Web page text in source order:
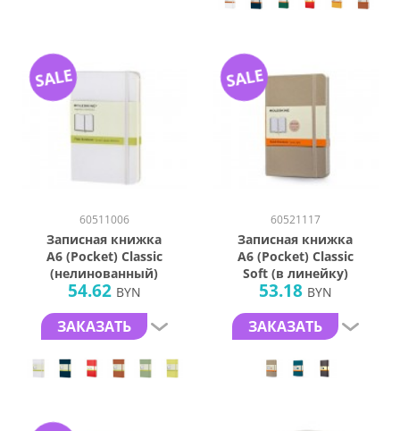
60511006
Записная книжка
А6 (Pocket) Classic
(нелинованный)
54.62 BYN
ЗАКАЗАТЬ
SALE
60521117
Записная книжка
А6 (Pocket) Classic
Soft (в линейку)
53.18 BYN
ЗАКАЗАТЬ
SALE